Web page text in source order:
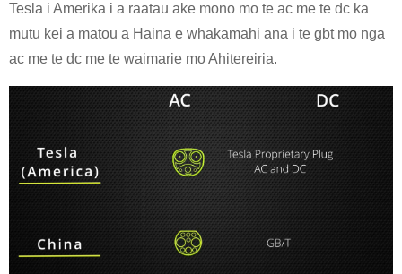
Tesla i Amerika i a raatau ake mono mo te ac me te dc ka
mutu kei a matou a Haina e whakamahi ana i te gbt mo nga
ac me te dc me te waimarie mo Ahitereiria.